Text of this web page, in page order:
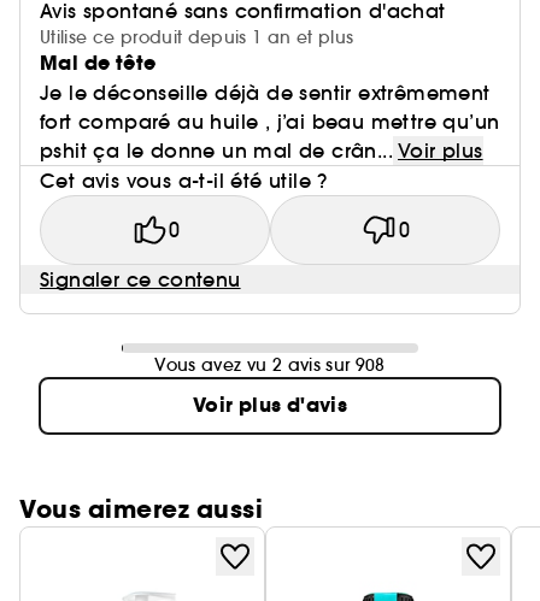
Avis spontané sans confirmation d'achat
Utilise ce produit depuis 1 an et plus
Mal de tête
Je le déconseille déjà de sentir extrêmement
fort comparé au huile , j’ai beau mettre qu’un
pshit ça le donne un mal de crân... Voir plus
Cet avis vous a-t-il été utile ?
0 0
Signaler ce contenu
Vous avez vu 2 avis sur 908
Voir plus d'avis
Vous aimerez aussi